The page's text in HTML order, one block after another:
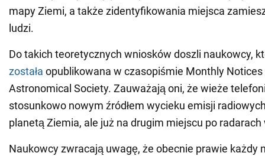
mapy Ziemi, a także zidentyfikowania miejsca
ludzi.
Do takich teoretycznych wniosków doszli naukowcy,
została opublikowana w czasopiśmie Monthly Notices
Astronomical Society. Zauważają oni, że wieże
stosunkowo nowym źródłem wycieku emisji
planetą Ziemia, ale już na drugim miejscu po
Naukowcy zwracają uwagę, że obecnie prawie każdy